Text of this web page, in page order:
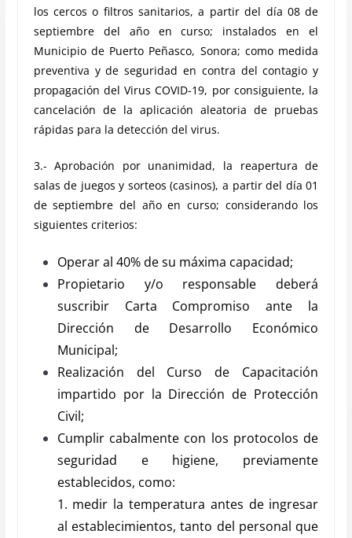
los cercos o filtros sanitarios, a partir del día 08 de
septiembre del año en curso; instalados en el
Municipio de Puerto Peñasco, Sonora; como medida
preventiva y de seguridad en contra del contagio y
propagación del Virus COVID-19, por consiguiente, la
cancelación de la aplicación aleatoria de pruebas
rápidas para la detección del virus.
3.- Aprobación por unanimidad, la reapertura de
salas de juegos y sorteos (casinos), a partir del día 01
de septiembre del año en curso; considerando los
siguientes criterios:
Operar al 40% de su máxima capacidad;
Propietario y/o responsable deberá
suscribir Carta Compromiso ante la
Dirección de Desarrollo Económico
Municipal;
Realización del Curso de Capacitación
impartido por la Dirección de Protección
Civil;
Cumplir cabalmente con los protocolos de
seguridad e higiene, previamente
establecidos, como:
1. medir la temperatura antes de ingresar
al establecimientos, tanto del personal que